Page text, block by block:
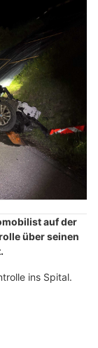
auf der
über seinen
ins Spital.